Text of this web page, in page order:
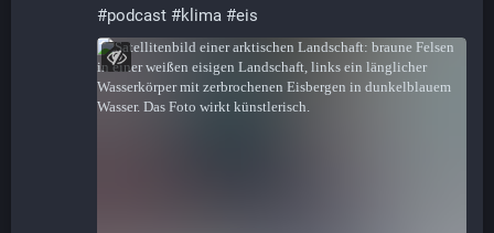
#podcast #klima #eis